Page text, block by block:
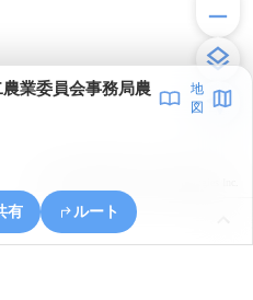
業委員会事務局農
地
図
有 ルート